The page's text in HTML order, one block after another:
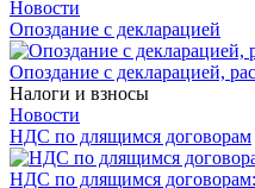
Новости
Опоздание с декларацией
Опоздание с декларацией,
Налоги и взносы
Новости
НДС по длящимся договорам
НДС по длящимся договорам: